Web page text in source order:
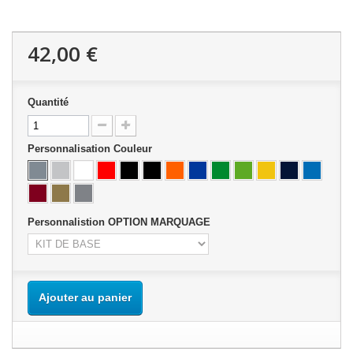
42,00 €
Quantité
Personnalisation Couleur
Personnalistion OPTION MARQUAGE
Ajouter au panier